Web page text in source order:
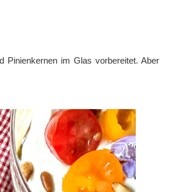
Pinienkernen im Glas vorbereitet. Aber